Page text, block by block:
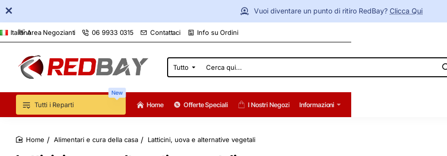
Vuoi diventare un punto di ritiro RedBay? Clicca Qui
👋 Area Negozianti 06 9933 0315 Contattaci Info su Ordini
Italiano
Tutto
Cerca
qui...
Tutti i Reparti
New
Home Offerte Speciali I Nostri Negozi Informazioni
Alimentari e cura della casa Latticini, uova e alternative vegetali